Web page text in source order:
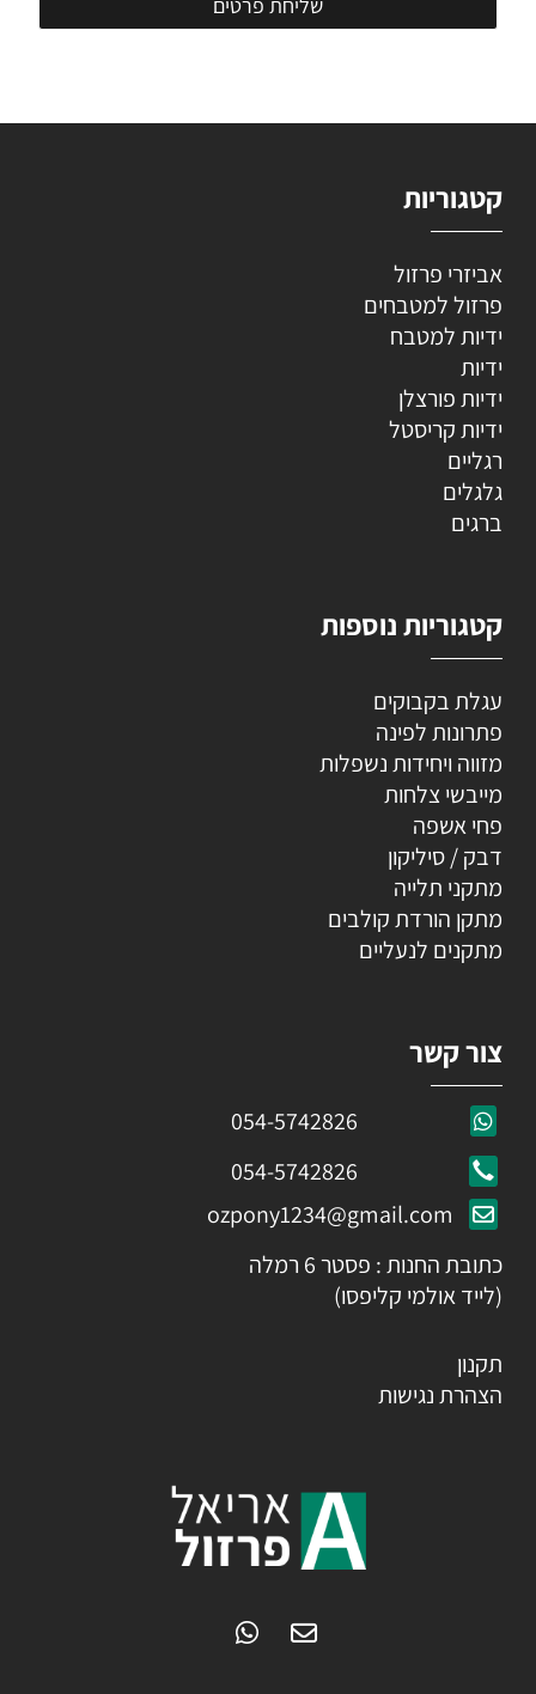
קטגוריות
אביזרי פרזול
פרזול למטבחים
ידיות למטבח
ידיות
ידיות פורצלן
ידיות קריסטל
רגליים
גלגלים
ברגים
קטגוריות נוספות
עגלת בקבוקים
פתרונות לפינה
מזווה ויחידות נשפלות
מייבשי צלחות
פחי אשפה
דבק / סיליקון
מתקני תלייה
מתקן הורדת קולבים
מתקנים לנעליים
צור קשר
054-5742826
054-5742826
ozpony1234@gmail.com
כתובת החנות : פסטר 6 רמלה
(לייד אולמי קליפסו)
תקנון
הצהרת נגישות